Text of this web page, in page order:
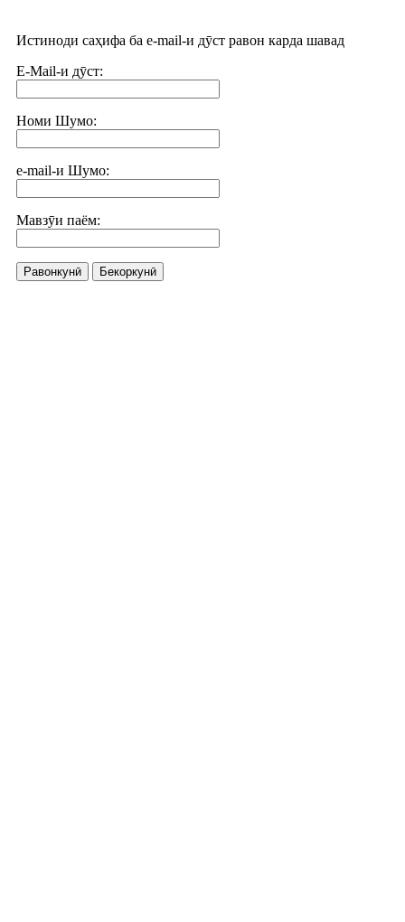
Истиноди саҳифа ба e-mail-и дӯст равон карда шавад
E-Mail-и дӯст:
Номи Шумо:
e-mail-и Шумо:
Мавзӯи паём:
Равонкунӣ Бекоркунӣ